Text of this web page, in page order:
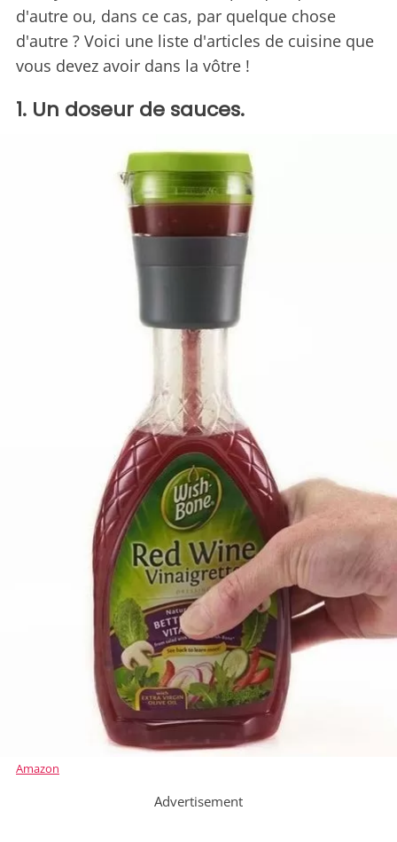
d'autre ou, dans ce cas, par quelque chose
d'autre ? Voici une liste d'articles de cuisine que
vous devez avoir dans la vôtre !
1. Un doseur de sauces.
Amazon
Advertisement